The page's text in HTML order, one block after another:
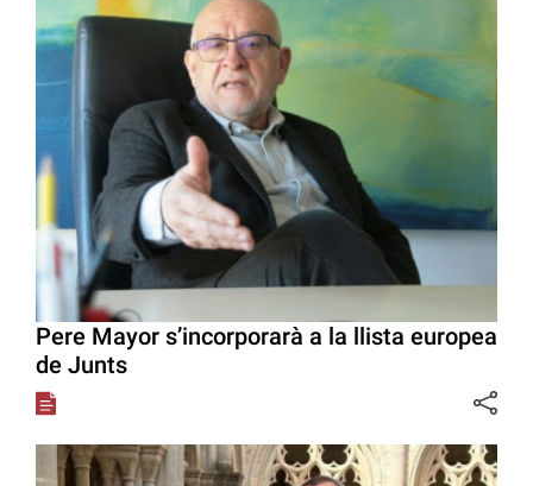
Pere Mayor s’incorporarà a la llista europea
de Junts